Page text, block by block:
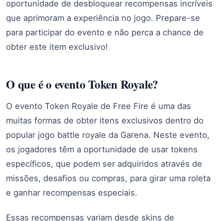
oportunidade de desbloquear recompensas incríveis
que aprimoram a experiência no jogo. Prepare-se
para participar do evento e não perca a chance de
obter este item exclusivo!
O que é o evento Token Royale?
O evento Token Royale de Free Fire é uma das
muitas formas de obter itens exclusivos dentro do
popular jogo battle royale da Garena. Neste evento,
os jogadores têm a oportunidade de usar tokens
específicos, que podem ser adquiridos através de
missões, desafios ou compras, para girar uma roleta
e ganhar recompensas especiais.
Essas recompensas variam desde skins de